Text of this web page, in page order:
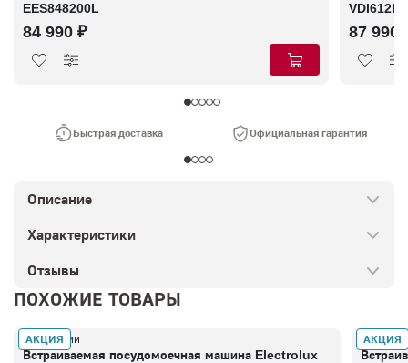
EES848200L
84 990 ₽
VDI612LT
87 990
Быстрая доставка Официальная гарантия
Описание
Характеристики
Отзывы
ПОХОЖИЕ ТОВАРЫ
АКЦИЯ
В наличии
Встраиваемая посудомоечная машина Electrolux
АКЦИЯ
В